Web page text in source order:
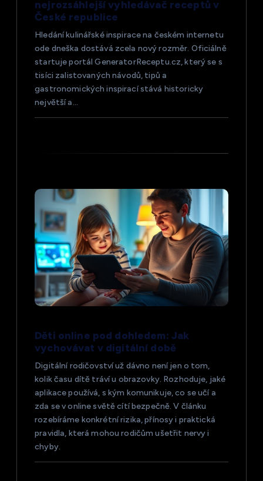
nejrozsáhlejší vyhledávač receptů v
České republice
Hledání kulinářské inspirace na českém internetu
ode dneška dostává zcela nový rozměr. Oficiálně
startuje portál GeneratorReceptu.cz, který se s
tisíci zalistovaných návodů, tipů a
gastronomických inspirací stává historicky
největší a…
Děti online pod dohledem: Jak
vychovávat v digitální době
Digitální rodičovství už dávno není jen o tom,
kolik času dítě tráví u obrazovky. Rozhoduje, jaké
aplikace používá, s kým komunikuje, co se učí a
zda se v online světě cítí bezpečně. V článku
rozebíráme konkrétní rizika, přínosy i praktická
pravidla, která mohou rodičům ušetřit nervy i
chyby.